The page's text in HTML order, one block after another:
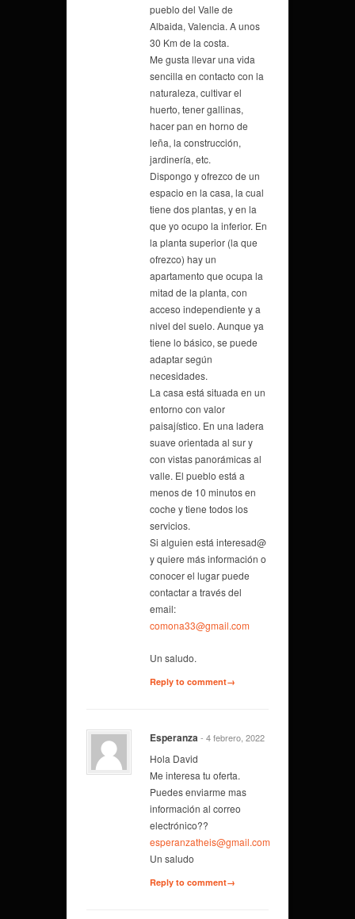
pueblo del Valle de
Albaida, Valencia. A unos
30 Km de la costa.
Me gusta llevar una vida
sencilla en contacto con la
naturaleza, cultivar el
huerto, tener gallinas,
hacer pan en horno de
leña, la construcción,
jardinería, etc.
Dispongo y ofrezco de un
espacio en la casa, la cual
tiene dos plantas, y en la
que yo ocupo la inferior. En
la planta superior (la que
ofrezco) hay un
apartamento que ocupa la
mitad de la planta, con
acceso independiente y a
nivel del suelo. Aunque ya
tiene lo básico, se puede
adaptar según
necesidades.
La casa está situada en un
entorno con valor
paisajístico. En una ladera
suave orientada al sur y
con vistas panorámicas al
valle. El pueblo está a
menos de 10 minutos en
coche y tiene todos los
servicios.
Si alguien está interesad@
y quiere más información o
conocer el lugar puede
contactar a través del
email:
comona33@gmail.com
Un saludo.
Reply to comment→
Esperanza- 4 febrero, 2022
Hola David
Me interesa tu oferta.
Puedes enviarme mas
información al correo
electrónico??
esperanzatheis@gmail.com
Un saludo
Reply to comment→